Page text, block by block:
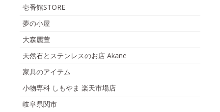
壱番館STORE
夢の小屋
大森麗萱
天然石とステンレスのお店 Akane
家具のアイテム
小物専科 しもやま 楽天市場店
岐阜県関市